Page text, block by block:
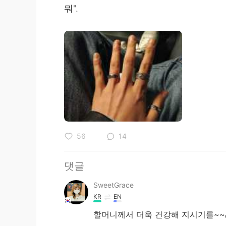
뭐".
56 14
댓글
SweetGrace
KR EN
할머니께서 더욱 건강해 지시기를